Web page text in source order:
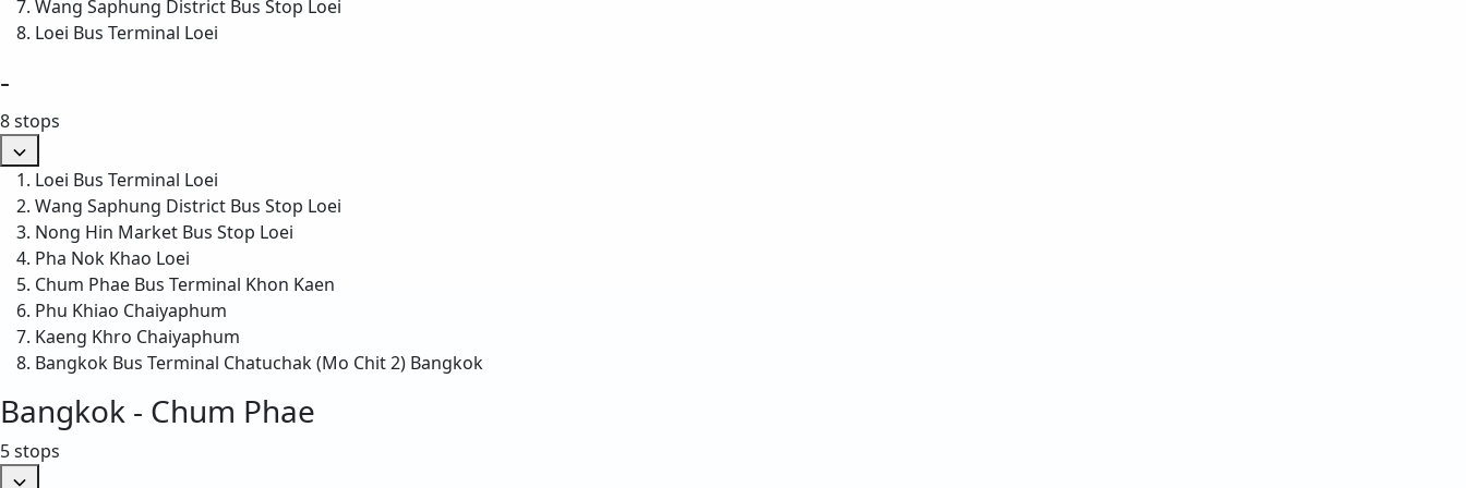
Wang Saphung District Bus Stop Loei
Loei Bus Terminal Loei
-
8 stops
Loei Bus Terminal Loei
Wang Saphung District Bus Stop Loei
Nong Hin Market Bus Stop Loei
Pha Nok Khao Loei
Chum Phae Bus Terminal Khon Kaen
Phu Khiao Chaiyaphum
Kaeng Khro Chaiyaphum
Bangkok Bus Terminal Chatuchak (Mo Chit 2) Bangkok
Bangkok - Chum Phae
5 stops